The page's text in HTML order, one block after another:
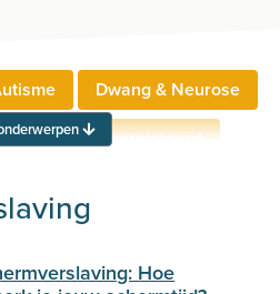
Dwang & Neurose
Werkgerelateerd
Verslaving
Zingeving
Hoe